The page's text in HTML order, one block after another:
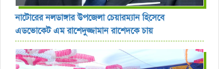
নাটোরের নলডাঙ্গার উপজেলা চেয়ারম্যান হিসেবে
এডভোকেট এম রাশেদুজ্জামান রাশেদকে চায়